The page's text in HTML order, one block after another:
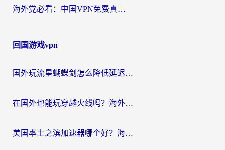
海外党必看：中国VPN免费真的靠谱吗？手把手教你选对回国加速器
回国游戏vpn
国外玩流星蝴蝶剑怎么降低延迟？海外党必看的加速秘籍（含欧洲鸣潮&彩虹岛优化攻略）
在国外也能玩穿越火线吗？海外玩家国服游戏畅玩终极指南
美国率土之滨加速器哪个好？海外党国服游戏畅玩终极指南（附多游戏解决方案）